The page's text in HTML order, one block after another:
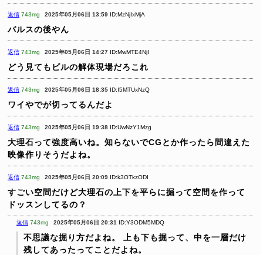
返信 743mg 2025年05月06日 13:59 ID:MzNjIxMjA
バルスの後やん
返信 743mg 2025年05月06日 14:27 ID:MwMTE4NjI
どう見てもビルの解体現場だろこれ
返信 743mg 2025年05月06日 18:35 ID:I5MTUxNzQ
ワイやでが切ってるんだよ
返信 743mg 2025年05月06日 19:38 ID:UwNzY1Mzg
大理石って強度高いね。知らないでCGとか作ったら間違えた
映像作りそうだよね。
返信 743mg 2025年05月06日 20:09 ID:k3OTkzODI
すごい空間だけど大理石の上下を平らに掘って空間を作って
ドッスンしてるの？
返信 743mg 2025年05月06日 20:31 ID:Y3ODM5MDQ
不思議な掘り方だよね。
上も下も掘って、中を一層だけ
残してあったってことだよね。